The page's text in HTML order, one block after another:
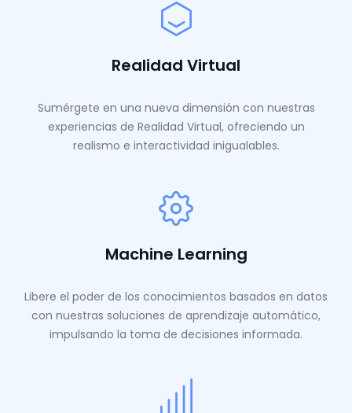
Realidad Virtual
Sumérgete en una nueva dimensión con nuestras
experiencias de Realidad Virtual, ofreciendo un
realismo e interactividad inigualables.
Machine Learning
Libere el poder de los conocimientos basados ​​en datos
con nuestras soluciones de aprendizaje automático,
impulsando la toma de decisiones informada.